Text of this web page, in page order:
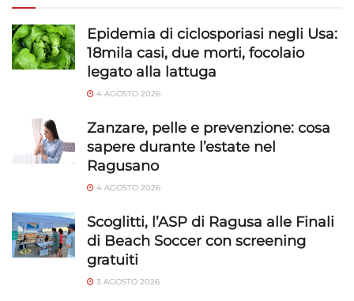
Epidemia di ciclosporiasi negli Usa:
18mila casi, due morti, focolaio
legato alla lattuga
4 AGOSTO 2026
Zanzare, pelle e prevenzione: cosa
sapere durante l’estate nel
Ragusano
4 AGOSTO 2026
Scoglitti, l’ASP di Ragusa alle Finali
di Beach Soccer con screening
gratuiti
3 AGOSTO 2026